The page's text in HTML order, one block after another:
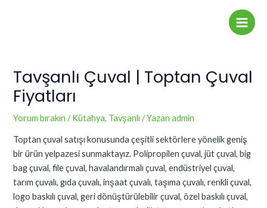
Main
Tavşanlı Çuval | Toptan Çuval
Fiyatları
Yorum bırakın /Kütahya, Tavşanlı / Yazan admin
Toptan çuval satışı konusunda çeşitli sektörlere yönelik geniş
bir ürün yelpazesi sunmaktayız. Polipropilen çuval, jüt çuval, big
bag çuval, file çuval, havalandırmalı çuval, endüstriyel çuval,
tarım çuvalı, gıda çuvalı, inşaat çuvalı, taşıma çuvalı, renkli çuval,
logo baskılı çuval, geri dönüştürülebilir çuval, özel baskılı çuval,